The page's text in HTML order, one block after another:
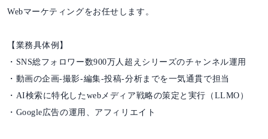
Webマーケティングをお任せします。
【業務具体例】
・SNS総フォロワー数900万人超えシリーズのチャンネル運用
・動画の企画-撮影-編集-投稿-分析までを一気通貫で担当
・AI検索に特化したwebメディア戦略の策定と実行（LLMO）
・Google広告の運用、アフィリエイト